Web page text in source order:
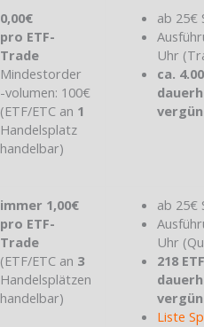
0,00€
pro ETF-
Trade
Mindestorder
-volumen: 100€
(ETF/ETC an 1
Handelsplatz
handelbar)
ab 25€
Uhr
ca.
immer 1,00€
pro ETF-
Trade
(ETF/ETC an 3
Handelsplätzen
handelbar)
ab 25€
Uhr
218
Liste